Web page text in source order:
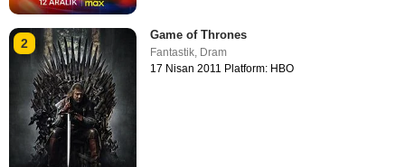
2
Game of Thrones
Fantastik, Dram
17 Nisan 2011 Platform: HBO